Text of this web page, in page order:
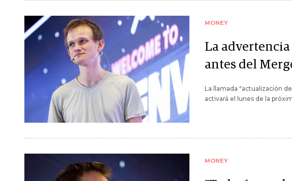
MONEY
La
antes del
La llamada "actualización
activará el lunes de la
MONEY